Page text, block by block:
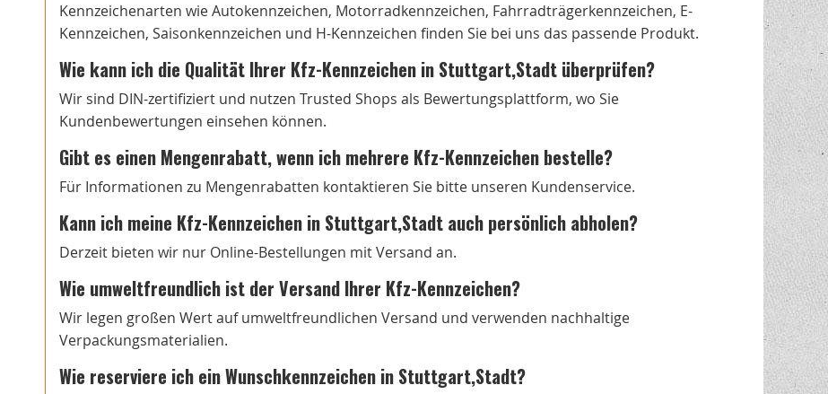
Kennzeichenarten wie Autokennzeichen, Motorradkennzeichen, Fahrradträgerkennzeichen, E-
Kennzeichen, Saisonkennzeichen und H-Kennzeichen finden Sie bei uns das passende Produkt.
Wie kann ich die Qualität Ihrer Kfz-Kennzeichen in Stuttgart,Stadt überprüfen?
Wir sind DIN-zertifiziert und nutzen Trusted Shops als Bewertungsplattform, wo Sie
Kundenbewertungen einsehen können.
Gibt es einen Mengenrabatt, wenn ich mehrere Kfz-Kennzeichen bestelle?
Für Informationen zu Mengenrabatten kontaktieren Sie bitte unseren Kundenservice.
Kann ich meine Kfz-Kennzeichen in Stuttgart,Stadt auch persönlich abholen?
Derzeit bieten wir nur Online-Bestellungen mit Versand an.
Wie umweltfreundlich ist der Versand Ihrer Kfz-Kennzeichen?
Wir legen großen Wert auf umweltfreundlichen Versand und verwenden nachhaltige
Verpackungsmaterialien.
Wie reserviere ich ein Wunschkennzeichen in Stuttgart,Stadt?